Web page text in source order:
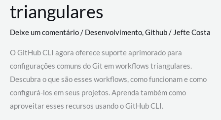
triangulares
Deixe um comentário/ Desenvolvimento,Github/ Jefte Costa
O GitHub CLI agora oferece suporte aprimorado para
configurações comuns do Git em workflows triangulares.
Descubra o que são esses workflows, como funcionam e como
configurá-los em seus projetos. Aprenda também como
aproveitar esses recursos usando o GitHub CLI.